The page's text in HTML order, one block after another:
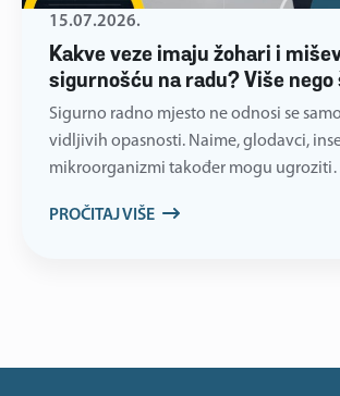
Kakve veze imaju žohari i
sigurnošću na radu? Više
15.07.2026.
Sigurno radno mjesto ne odnosi se
vidljivih opasnosti. Naime, glodavci,
mikroorganizmi također mogu
PROČITAJ VIŠE